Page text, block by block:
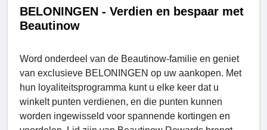
BELONINGEN - Verdien en bespaar met
Beautinow
Word onderdeel van de Beautinow-familie en geniet
van exclusieve BELONINGEN op uw aankopen. Met
hun loyaliteitsprogramma kunt u elke keer dat u
winkelt punten verdienen, en die punten kunnen
worden ingewisseld voor spannende kortingen en